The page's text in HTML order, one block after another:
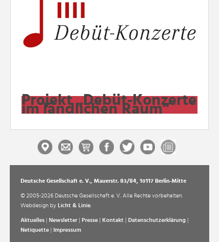
Projekt „Debüt-Konzerte
im ländlichen Raum“
Deutsche Gesellschaft e. V., Mauerstr. 83/84, 10117 Berlin-Mitte
© 2005-2026 Deutsche Gesellschaft e. V. Alle Rechte vorbehalten.
Webdesign by Licht & Linie
Aktuelles | Newsletter| Presse | Kontakt | Datenschutzerklärung |
Netiquette | Impressum